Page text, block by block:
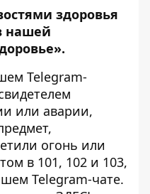
здоровья
нашей
.
Telegram-
или аварии,
огонь или
в 101, 102 и 103,
Telegram-чате.